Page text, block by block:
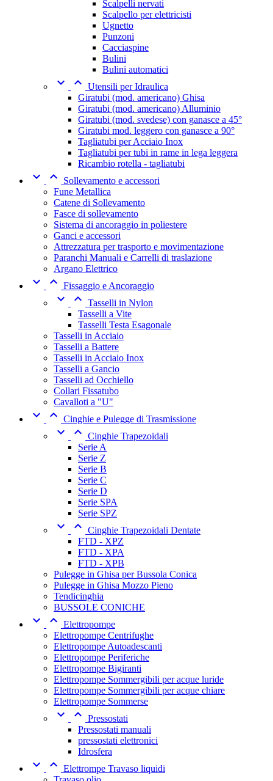
Scalpelli nervati
Scalpello per elettricisti
Ugnetto
Punzoni
Cacciaspine
Bulini
Bulini automatici
  Utensili per Idraulica
Giratubi (mod. americano) Ghisa
Giratubi (mod. americano) Alluminio
Giratubi (mod. svedese) con ganasce a 45°
Giratubi mod. leggero con ganasce a 90°
Tagliatubi per Acciaio Inox
Tagliatubi per tubi in rame in lega leggera
Ricambio rotella - tagliatubi
 
Sollevamento e accessori
Fune Metallica
Catene di Sollevamento
Fasce di sollevamento
Sistema di ancoraggio in poliestere
Ganci e accessori
Attrezzatura per trasporto e movimentazione
Paranchi Manuali e Carrelli di traslazione
Argano Elettrico
  Fissaggio e Ancoraggio
  Tasselli in Nylon
Tasselli a Vite
Tasselli Testa Esagonale
Tasselli in Acciaio
Tasselli a Battere
Tasselli in Acciaio Inox
Tasselli a Gancio
Tasselli ad Occhiello
Collari Fissatubo
Cavalloti a "U"
  Cinghie e Pulegge di Trasmissione
  Cinghie Trapezoidali
Serie A
Serie Z
Serie B
Serie C
Serie D
Serie SPA
Serie SPZ
  Cinghie Trapezoidali Dentate
FTD - XPZ
FTD - XPA
FTD - XPB
Pulegge in Ghisa per Bussola Conica
Pulegge in Ghisa Mozzo Pieno
Tendicinghia
BUSSOLE CONICHE
  Elettropompe
Elettropompe Centrifughe
Elettropompe Autoadescanti
Elettropompe Periferiche
Elettropompe Bigiranti
Elettropompe Sommergibili per acque luride
Elettropompe Sommergibili per acque chiare
Elettropompe Sommerse
  Pressostati
Pressostati manuali
pressostati elettronici
Idrosfera
  Elettrompe Travaso liquidi